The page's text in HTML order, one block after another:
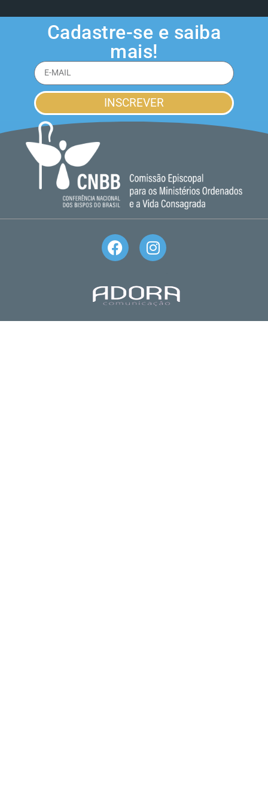
Cadastre-se e saiba
mais!
INSCREVER